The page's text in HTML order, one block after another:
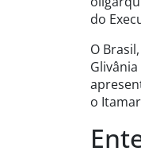
do
O
o